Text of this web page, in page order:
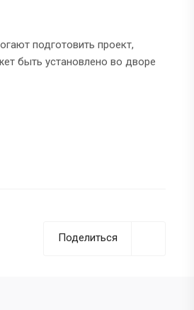
подготовить проект,
быть установлено во дворе
Поделиться